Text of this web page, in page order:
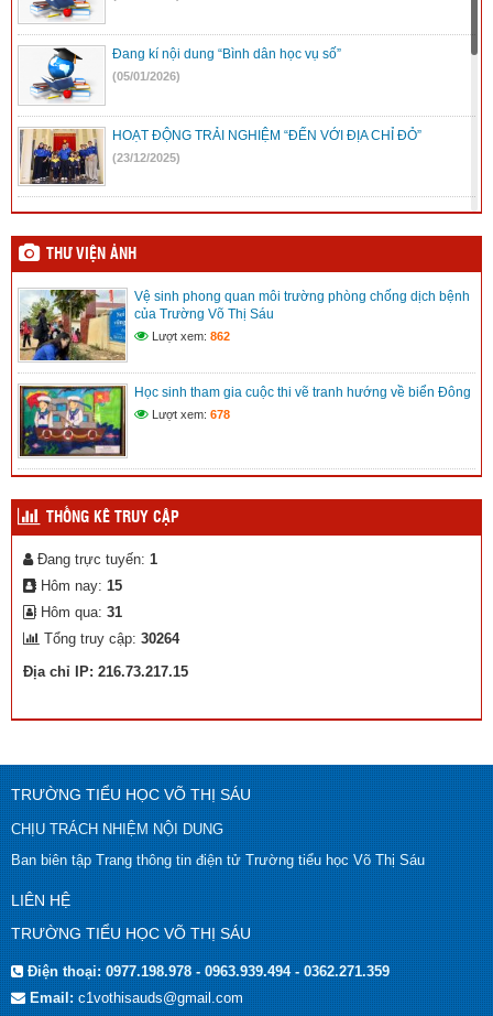
Đang kí nội dung “Bình dân học vụ số”
(05/01/2026)
HOẠT ĐỘNG TRẢI NGHIỆM “ĐẾN VỚI ĐỊA CHỈ ĐỎ”
(23/12/2025)
Mic không dây, những điều cần biết
(08/12/2025)
Kế hoạch Hội khỏe Phù đổng tỉnh Lâm Đồng lần I
(08/12/2025)
Kế hoạch chuyển đổi số xã Trường Xuân
(12/11/2025)
THƯ VIỆN ẢNH
Vệ sinh phong quan môi trường phòng chống dịch bệnh
của Trường Võ Thị Sáu
Lượt xem: 862
Học sinh tham gia cuộc thi vẽ tranh hướng về biển Đông
Lượt xem: 678
THỐNG KÊ TRUY CẬP
Đang trực tuyến: 1
Hôm nay: 15
Hôm qua: 31
Tổng truy cập: 30264
Địa chỉ IP: 216.73.217.15
TRƯỜNG TIỂU HỌC VÕ THỊ SÁU
CHỊU TRÁCH NHIỆM NỘI DUNG
Ban biên tập Trang thông tin điện tử Trường tiểu học Võ Thị Sáu
LIÊN HỆ
TRƯỜNG TIỂU HỌC VÕ THỊ SÁU
Điện thoại:0977.198.978 - 0963.939.494 - 0362.271.359
Email:c1vothisauds@gmail.com